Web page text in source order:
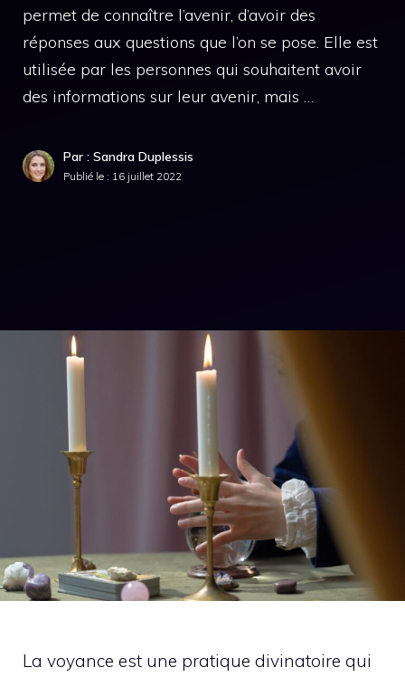
permet de connaître l’avenir, d’avoir des
réponses aux questions que l’on se pose. Elle est
utilisée par les personnes qui souhaitent avoir
des informations sur leur avenir, mais …
Par : Sandra Duplessis
Publié le : 16 juillet 2022
La voyance est une pratique divinatoire qui